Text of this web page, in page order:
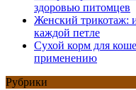
здоровью питомцев
Женский трикотаж:
каждой петле
Сухой корм для
применению
Рубрики